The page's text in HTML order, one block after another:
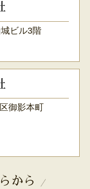
ビル3階
御影本町
から